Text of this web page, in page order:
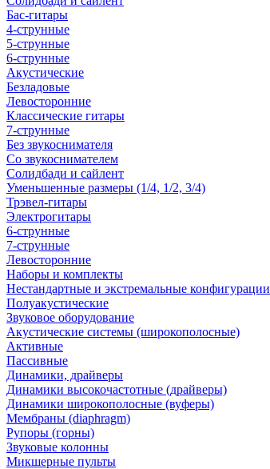
Бас-гитары
4-струнные
5-струнные
6-струнные
Акустические
Безладовые
Левосторонние
Классические гитары
7-струнные
Без звукоснимателя
Со звукоснимателем
Солидбади и сайлент
Уменьшенные размеры (1/4, 1/2, 3/4)
Трэвел-гитары
Электрогитары
6-струнные
7-струнные
Левосторонние
Наборы и комплекты
Нестандартные и экстремальные конфигурации
Полуакустические
Звуковое оборудование
Акустические системы (широкополосные)
Активные
Пассивные
Динамики, драйверы
Динамики высокочастотные (драйверы)
Динамики широкополосные (вуферы)
Мембраны (diaphragm)
Рупоры (горны)
Звуковые колонны
Микшерные пульты